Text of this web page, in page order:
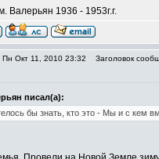
Валерьян 1936 - 1953г.г.
Пн Окт 11, 2010 23:32 Заголовок
писал(а):
бы знать, кто это - Мы и с кем